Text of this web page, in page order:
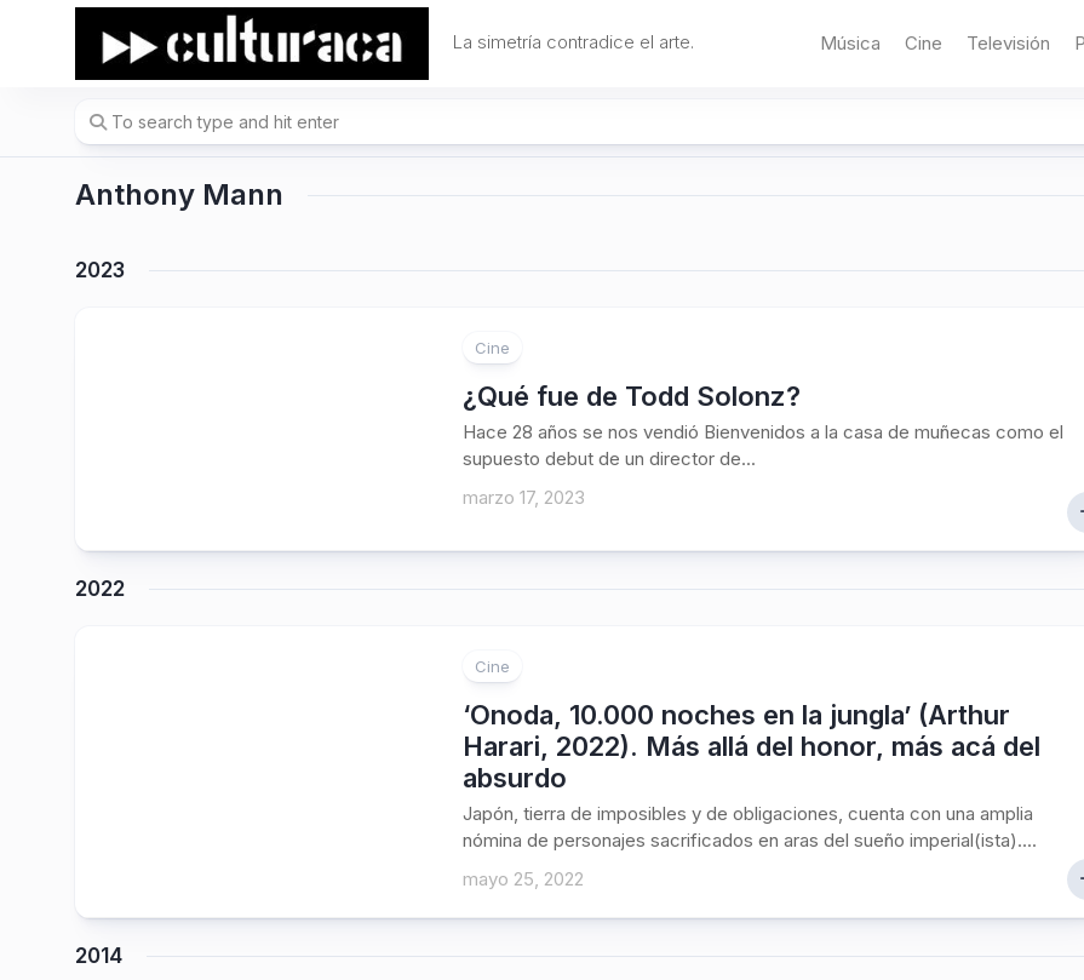
La simetría contradice el arte. Música Cine Televisión
Anthony Mann
2023
Cine
¿Qué fue de Todd Solonz?
Hace 28 años se nos vendió Bienvenidos a la casa de muñecas como el
supuesto debut de un director de...
marzo 17, 2023
2022
Cine
‘Onoda, 10.000 noches en la jungla’ (Arthur
Harari, 2022). Más allá del honor, más acá del
absurdo
Japón, tierra de imposibles y de obligaciones, cuenta con una amplia
nómina de personajes sacrificados en aras del sueño imperial(ista)....
mayo 25, 2022
2014